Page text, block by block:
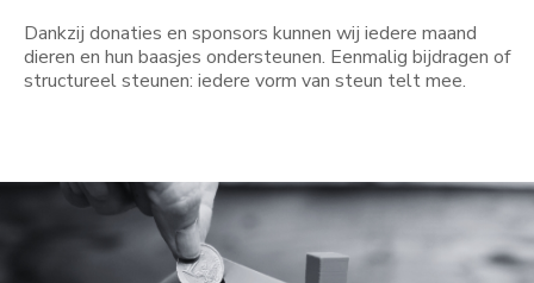
Dankzij donaties en sponsors kunnen wij iedere maand
dieren en hun baasjes ondersteunen. Eenmalig bijdragen of
structureel steunen: iedere vorm van steun telt mee.